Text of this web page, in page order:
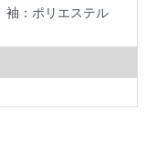
袖：ポリエステル